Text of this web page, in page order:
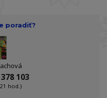
poradiť?
103
hod.)